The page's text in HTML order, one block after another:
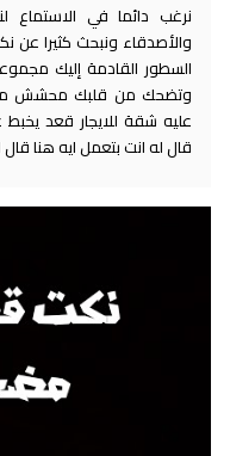
نرغب دائما في
والأصدقاء ونبحث كثيرا
السطور القادمة إليك
وتضحك من قلبك محشش
عليه شقة للايجار قعد
قال له انت بتعمل ايه هنا